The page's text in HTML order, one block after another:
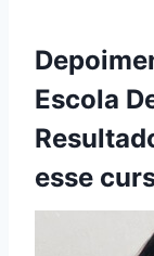
Escola
esse